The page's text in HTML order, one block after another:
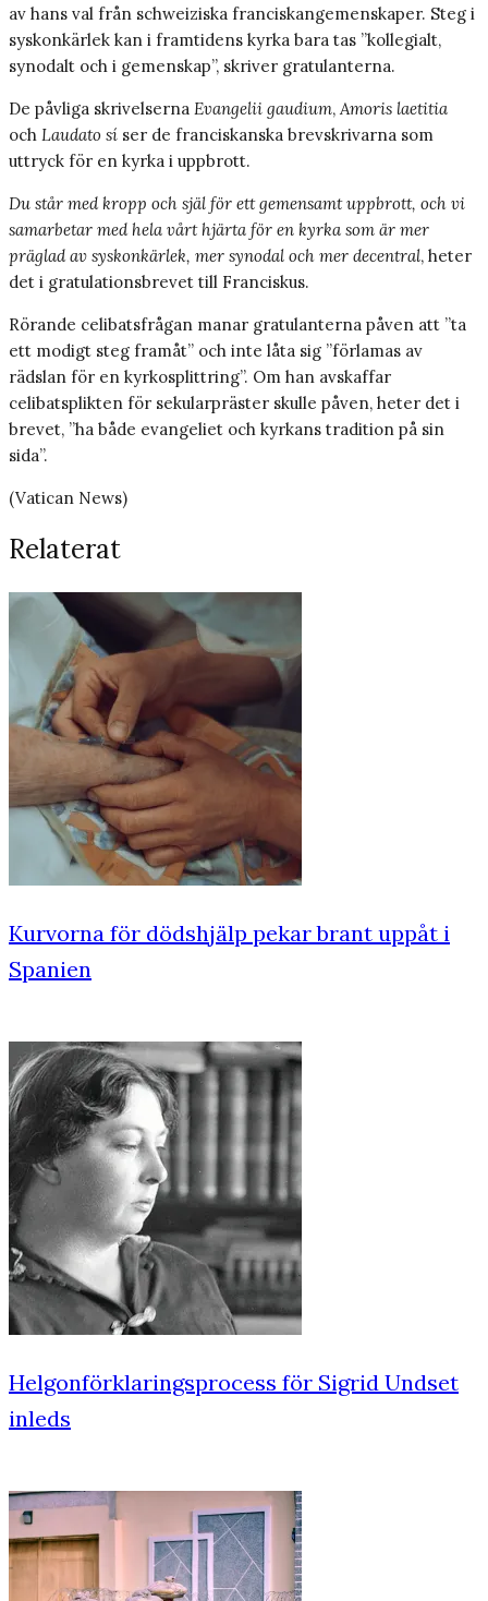
av hans val från schweiziska franciskangemenskaper. Steg i
syskonkärlek kan i framtidens kyrka bara tas ”kollegialt,
synodalt och i gemenskap”, skriver gratulanterna.
De påvliga skrivelserna Evangelii gaudium,Amoris laetitia
och Laudato sí ser de franciskanska brevskrivarna som
uttryck för en kyrka i uppbrott.
Du står med kropp och själ för ett gemensamt uppbrott, och vi
samarbetar med hela vårt hjärta för en kyrka som är mer
präglad av syskonkärlek, mer synodal och mer decentral, heter
det i gratulationsbrevet till Franciskus.
Rörande celibatsfrågan manar gratulanterna påven att ”ta
ett modigt steg framåt” och inte låta sig ”förlamas av
rädslan för en kyrkosplittring”. Om han avskaffar
celibatsplikten för sekularpräster skulle påven, heter det i
brevet, ”ha både evangeliet och kyrkans tradition på sin
sida”.
(Vatican News)
Relaterat
Kurvorna för dödshjälp pekar brant uppåt i
Spanien
Helgonförklaringsprocess för Sigrid Undset
inleds